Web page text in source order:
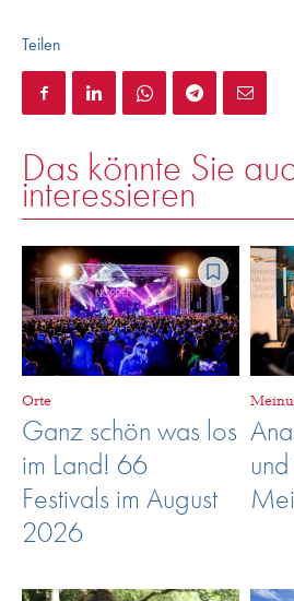
Teilen
Das könnte Sie
interessieren
Orte
Ganz schön was los
im Land! 66
Festivals im August
2026